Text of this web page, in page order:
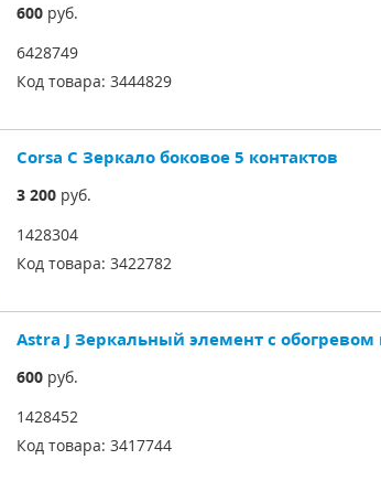
600руб.
6428749
Код товара: 3444829
Corsa C Зеркало боковое 5 контактов
3 200руб.
1428304
Код товара: 3422782
Astra J Зеркальный элемент с
600руб.
1428452
Код товара: 3417744